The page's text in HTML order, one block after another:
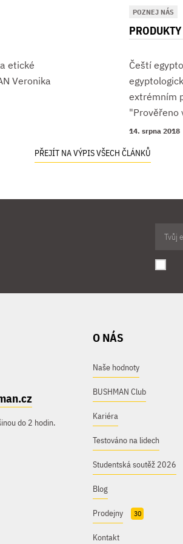
etické
Veronika
POZNEJ NÁS
Čeští
extrémním
"Prověřeno
14. srpna 2018
PŘEJÍT NA VÝPIS VŠECH ČLÁNKŮ
do 2 hodin.
O NÁS
Naše hodnoty
BUSHMAN Club
Kariéra
Testováno na lidech
Studentská soutěž 2026
Blog
Prodejny 30
Kontakt